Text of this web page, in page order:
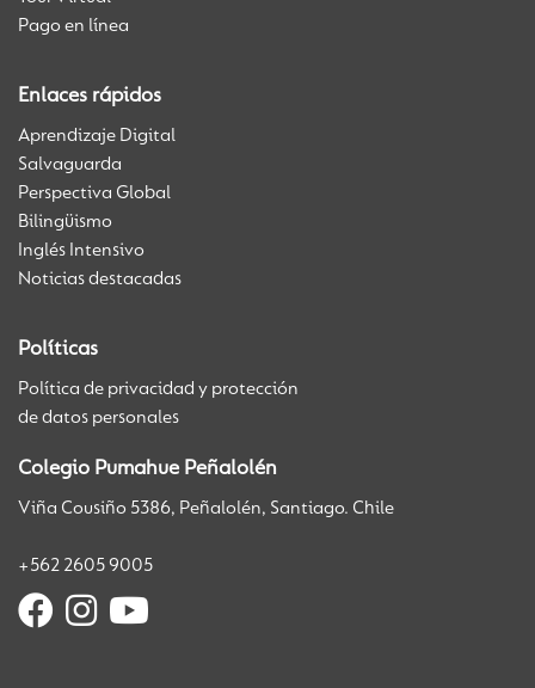
Pago en línea
Enlaces rápidos
Aprendizaje Digital
Salvaguarda
Perspectiva Global
Bilingüismo
Inglés Intensivo
Noticias destacadas
Políticas
Política de privacidad y protección
de datos personales
Colegio Pumahue Peñalolén
Viña Cousiño 5386, Peñalolén, Santiago. Chile
+562 2605 9005